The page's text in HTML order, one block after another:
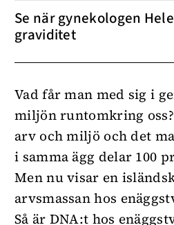
Se när gynekologen
graviditet
Vad får man med sig i
miljön runtomkring
arv och miljö och det
i samma ägg delar 100
Men nu visar en
arvsmassan hos
Så är DNA:t hos